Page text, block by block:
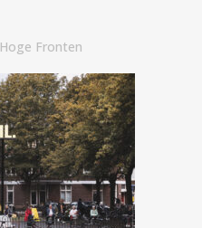
Hoge Fronten